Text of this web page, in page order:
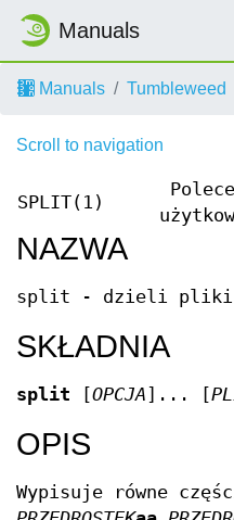
Manuals
Manuals Tumbleweed
Scroll to navigation
SPLIT(1)
NAZWA
split - dzieli pliki
SKŁADNIA
split [OPCJA]... [
OPIS
Wypisuje równe